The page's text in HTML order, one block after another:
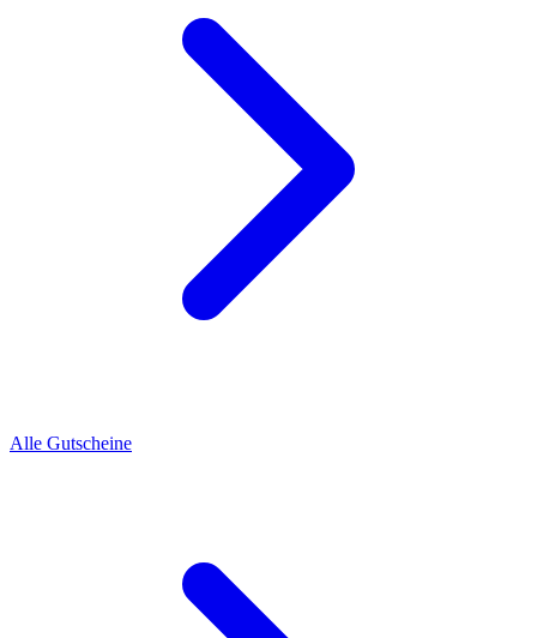
Alle Gutscheine